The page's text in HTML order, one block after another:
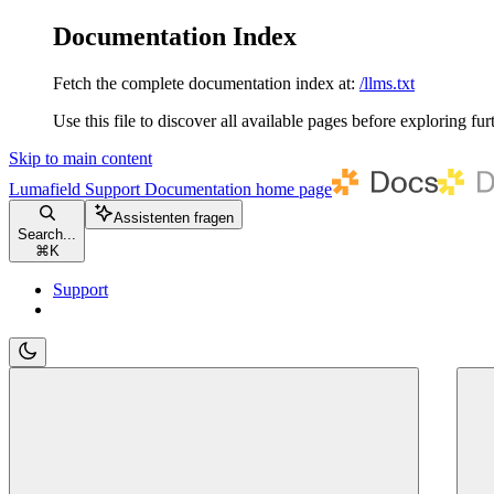
Documentation Index
Fetch the complete documentation index at: /llms.txt
Use this file to discover all available pages before exploring
Skip to main content
Lumafield Support Documentation home page
Search...
⌘ K
Assistenten fragen
Support